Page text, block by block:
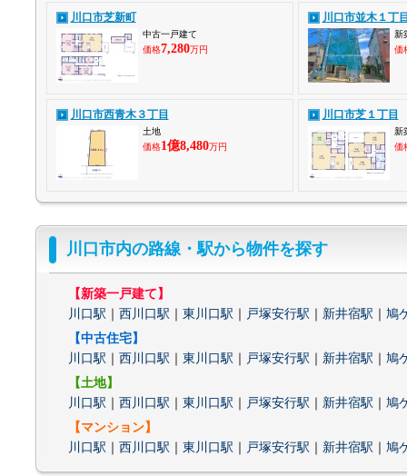
川口市芝新町
中古一戸建て
価格7,280万円
川口市並木１丁
新
価
川口市西青木３丁目
土地
価格1億8,480万円
川口市芝１丁目
新
価
川口市内の路線・駅から物件を探す
【新築一戸建て】
川口駅 ｜ 西川口駅 ｜ 東川口駅 ｜ 戸塚安行駅 ｜ 新井宿駅 ｜ 鳩
【中古住宅】
川口駅 ｜ 西川口駅 ｜ 東川口駅 ｜ 戸塚安行駅 ｜ 新井宿駅 ｜ 鳩
【土地】
川口駅 ｜ 西川口駅 ｜ 東川口駅 ｜ 戸塚安行駅 ｜ 新井宿駅 ｜ 鳩
【マンション】
川口駅 ｜ 西川口駅 ｜ 東川口駅 ｜ 戸塚安行駅 ｜ 新井宿駅 ｜ 鳩